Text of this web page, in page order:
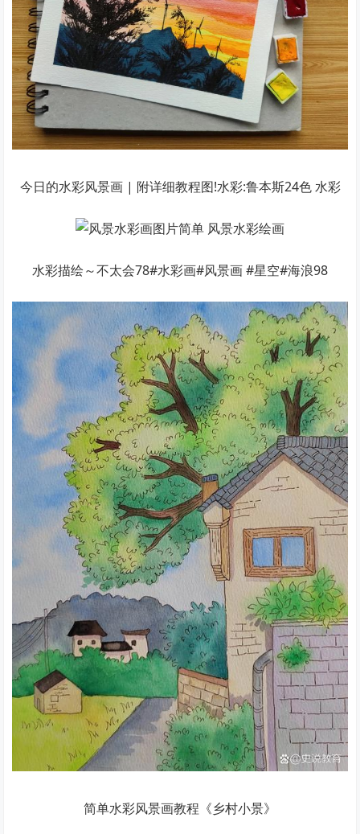
今日的水彩风景画 | 附详细教程图!水彩:鲁本斯24色 水彩
水彩描绘～不太会78#水彩画#风景画 #星空#海浪98
简单水彩风景画教程《乡村小景》